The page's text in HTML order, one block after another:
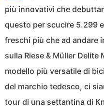
più innovativi che
questo per scucire 5.299
freschi più che ad andare
sulla Riese & Müller
modello più versatile di
del marchio tedesco, ci
tour di una settantina di